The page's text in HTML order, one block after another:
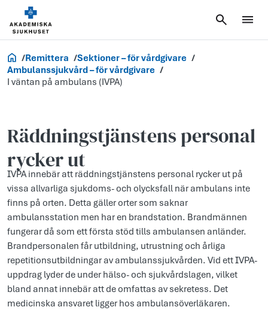
Vårdgivare
Remittera
Sektioner – för vårdgivare
Ambulanssjukvård – för vårdgivare
I väntan på ambulans (IVPA)
Räddningstjänstens personal
rycker ut
IVPA innebär att räddningstjänstens personal rycker ut på
vissa allvarliga sjukdoms- och olycksfall när ambulans inte
finns på orten. Detta gäller orter som saknar
ambulansstation men har en brandstation. Brandmännen
fungerar då som ett första stöd tills ambulansen anländer.
Brandpersonalen får utbildning, utrustning och årliga
repetitionsutbildningar av ambulanssjukvården. Vid ett IVPA-
uppdrag lyder de under hälso- och sjukvårdslagen, vilket
bland annat innebär att de omfattas av sekretess. Det
medicinska ansvaret ligger hos ambulansöverläkaren.